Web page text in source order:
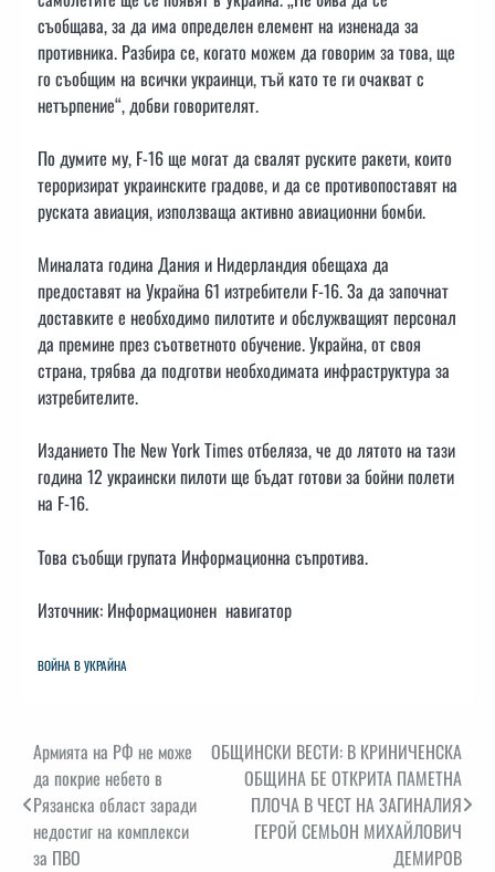
съобщава, за да има определен елемент на изненада за
противника. Разбира се, когато можем да говорим за това, ще
го съобщим на всички украинци, тъй като те ги очакват с
нетърпение“, добви говорителят.
По думите му, F-16 ще могат да свалят руските ракети, които
тероризират украинските градове, и да се противопоставят на
руската авиация, използваща активно авиационни бомби.
Миналата година Дания и Нидерландия обещаха да
предоставят на Украйна 61 изтребители F-16. За да започнат
доставките е необходимо пилотите и обслужващият персонал
да премине през съответното обучение. Украйна, от своя
страна, трябва да подготви необходимата инфраструктура за
изтребителите.
Изданието The New York Times отбеляза, че до лятото на тази
година 12 украински пилоти ще бъдат готови за бойни полети
на F-16.
Това съобщи групата Информационна съпротива.
Източник: Информационен навигатор
ВОЙНА В УКРАЙНА
Навигация
Армията на РФ не може
да покрие небето в
Рязанска област заради
недостиг на комплекси
за ПВО
ОБЩИНСКИ ВЕСТИ: В КРИНИЧЕНСКА
ОБЩИНА БЕ ОТКРИТА ПАМЕТНА
ПЛОЧА В ЧЕСТ НА ЗАГИНАЛИЯ
ГЕРОЙ СЕМЬОН МИХАЙЛОВИЧ
ДЕМИРОВ